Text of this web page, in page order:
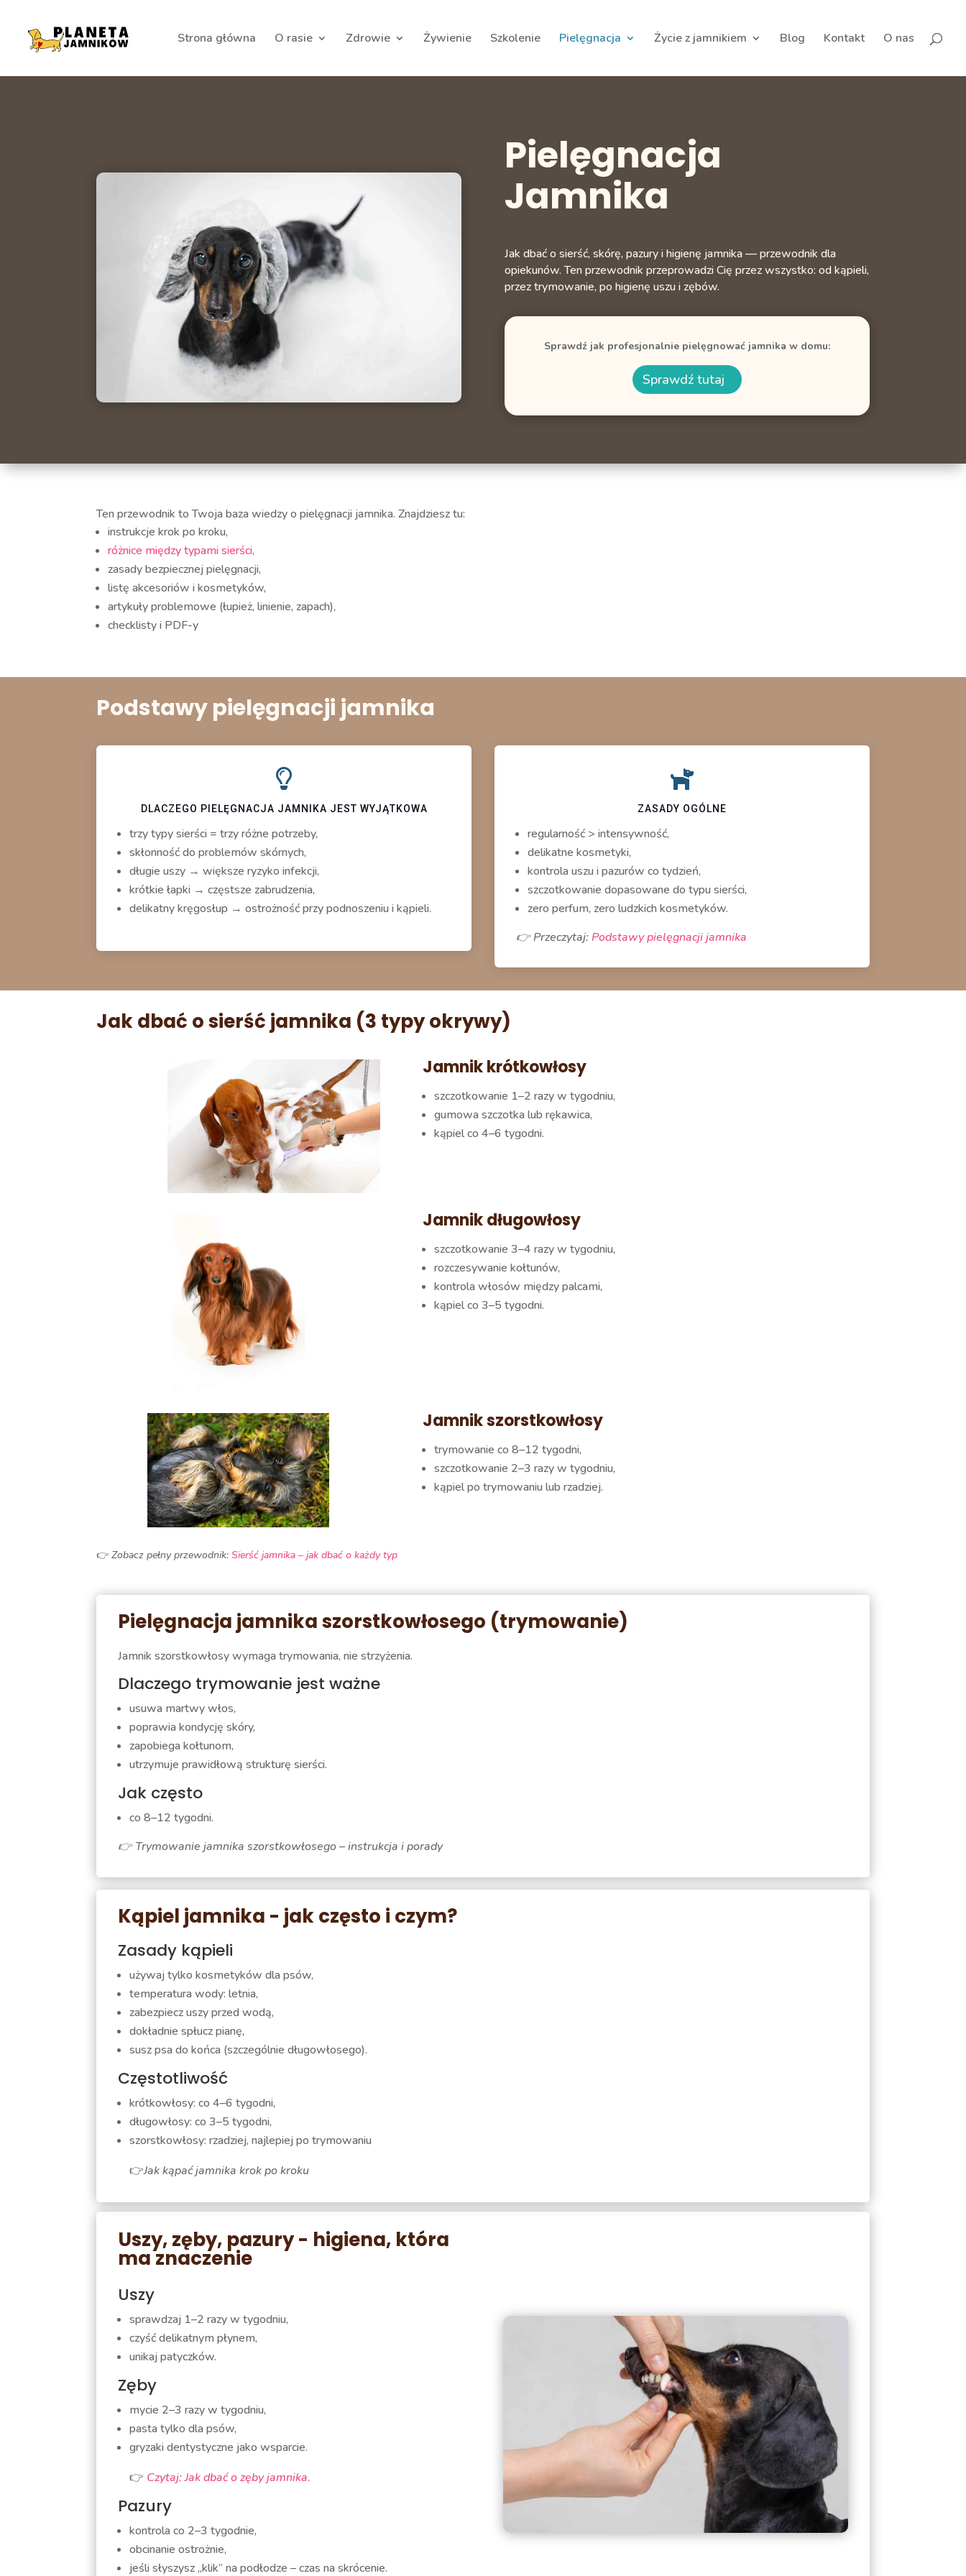
Strona główna O rasie Zdrowie Żywienie Szkolenie Pielęgnacja Życie z jamnikiem Blog Kontakt O nas
Pielęgnacja
Jamnika
Jak dbać o sierść, skórę, pazury i higienę jamnika — przewodnik dla
opiekunów. Ten przewodnik przeprowadzi Cię przez wszystko: od kąpieli,
przez trymowanie, po higienę uszu i zębów.
Sprawdź jak profesjonalnie pielęgnować jamnika w domu:
Sprawdź tutaj
Ten przewodnik to Twoja baza wiedzy o pielęgnacji jamnika. Znajdziesz tu:
instrukcje krok po kroku,
różnice między typami sierści,
zasady bezpiecznej pielęgnacji,
listę akcesoriów i kosmetyków,
artykuły problemowe (łupież, linienie, zapach),
checklisty i PDF-y
Podstawy pielęgnacji jamnika

DLACZEGO PIELĘGNACJA JAMNIKA JEST WYJĄTKOWA
trzy typy sierści = trzy różne potrzeby,
skłonność do problemów skórnych,
długie uszy → większe ryzyko infekcji,
krótkie łapki → częstsze zabrudzenia,
delikatny kręgosłup → ostrożność przy podnoszeniu i kąpieli.

ZASADY OGÓLNE
regularność > intensywność,
delikatne kosmetyki,
kontrola uszu i pazurów co tydzień,
szczotkowanie dopasowane do typu sierści,
zero perfum, zero ludzkich kosmetyków.
👉 Przeczytaj: Podstawy pielęgnacji jamnika
Jak dbać o sierść jamnika (3 typy okrywy)
Jamnik krótkowłosy
szczotkowanie 1–2 razy w tygodniu,
gumowa szczotka lub rękawica,
kąpiel co 4–6 tygodni.
Jamnik długowłosy
szczotkowanie 3–4 razy w tygodniu,
rozczesywanie kołtunów,
kontrola włosów między palcami,
kąpiel co 3–5 tygodni.
Jamnik szorstkowłosy
trymowanie co 8–12 tygodni,
szczotkowanie 2–3 razy w tygodniu,
kąpiel po trymowaniu lub rzadziej.
👉Zobacz pełny przewodnik:Sierść jamnika – jak dbać o każdy typ
Pielęgnacja jamnika szorstkowłosego (trymowanie)
Jamnik szorstkowłosy wymaga trymowania, nie strzyżenia.
Dlaczego trymowanie jest ważne
usuwa martwy włos,
poprawia kondycję skóry,
zapobiega kołtunom,
utrzymuje prawidłową strukturę sierści.
Jak często
co 8–12 tygodni.
👉 Trymowanie jamnika szorstkowłosego – instrukcja i porady
Kąpiel jamnika - jak często i czym?
Zasady kąpieli
używaj tylko kosmetyków dla psów,
temperatura wody: letnia,
zabezpiecz uszy przed wodą,
dokładnie spłucz pianę,
susz psa do końca (szczególnie długowłosego).
Częstotliwość
krótkowłosy: co 4–6 tygodni,
długowłosy: co 3–5 tygodni,
szorstkowłosy: rzadziej, najlepiej po trymowaniu
👉Jak kąpać jamnika krok po kroku
Uszy, zęby, pazury - higiena, która
ma znaczenie
Uszy
sprawdzaj 1–2 razy w tygodniu,
czyść delikatnym płynem,
unikaj patyczków.
Zęby
mycie 2–3 razy w tygodniu,
pasta tylko dla psów,
gryzaki dentystyczne jako wsparcie.
👉 Czytaj: Jak dbać o zęby jamnika.
Pazury
kontrola co 2–3 tygodnie,
obcinanie ostrożnie,
jeśli słyszysz „klik” na podłodze – czas na skrócenie.